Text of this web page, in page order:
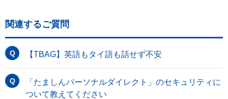
関連するご質問
【TBAG】英語もタイ語も話せず不安
「たましんパーソナルダイレクト」のセキュリティに
ついて教えてください